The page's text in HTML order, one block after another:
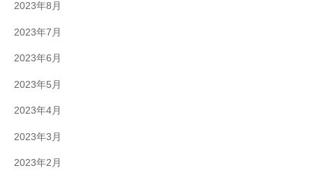
2023年8月
2023年7月
2023年6月
2023年5月
2023年4月
2023年3月
2023年2月